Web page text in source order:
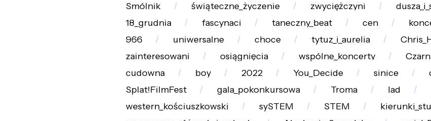
Smólnik
świąteczne_życzenie zwyciężczyni
18_grudnia
fascynaci taneczny_beat cen
966
uniwersalne choce tytuz_i_aurelia
zainteresowani
osiągnięcia wspólne_koncerty
cudowna
boy 2022 You_Decide sinice
Splat!FilmFest
gala_pokonkursowa Troma
lad
western_kościuszkowski
sySTEM STEM